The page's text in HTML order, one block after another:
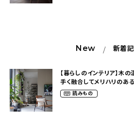
New 新着
【暮らしのインテリア】木
手く融合してメリハリのあ
らす（ki_no_ieさん）
読みもの